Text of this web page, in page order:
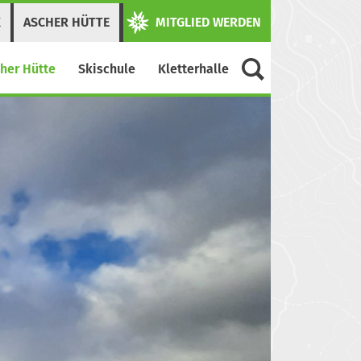
ASCHER HÜTTE MITGLIED WERDEN
Hütte Skischule Kletterhalle